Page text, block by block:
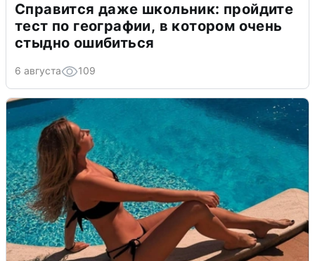
Справится даже школьник: пройдите
тест по географии, в котором очень
стыдно ошибиться
6 августа 109